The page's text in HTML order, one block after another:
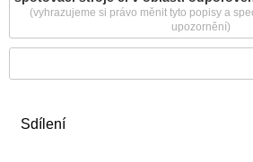
Sdílení
(vyhrazujeme si právo měnit tyto popisy a
upozornění)